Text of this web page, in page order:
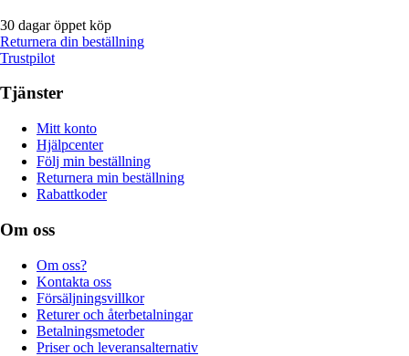
30 dagar öppet köp
Returnera din beställning
Trustpilot
Tjänster
Mitt konto
Hjälpcenter
Följ min beställning
Returnera min beställning
Rabattkoder
Om oss
Om oss?
Kontakta oss
Försäljningsvillkor
Returer och återbetalningar
Betalningsmetoder
Priser och leveransalternativ